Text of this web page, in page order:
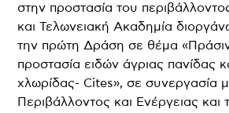
στην προστασία του
και Τελωνειακή Ακαδημία
την πρώτη Δράση σε θέμα
προστασία ειδών άγριας πανίδας
χλωρίδας- Cites», σε συνεργασία
Περιβάλλοντος και Ενέργειας και